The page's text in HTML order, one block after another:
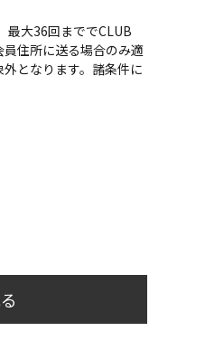
最大36回まででCLUB
住所に送る場合のみ適
となります。諸条件に